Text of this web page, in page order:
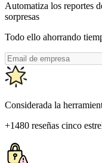
Automatiza los reportes
sorpresas
Todo ello ahorrando
Considerada la
+1480 reseñas cinco